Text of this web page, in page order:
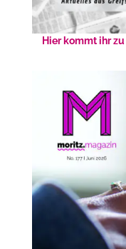
Hier kommt ihr